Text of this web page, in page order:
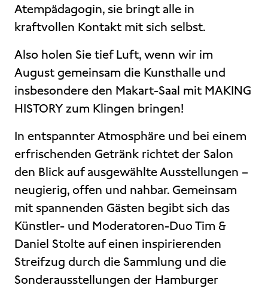
Atempädagogin, sie bringt alle in
kraftvollen Kontakt mit sich selbst.
Also holen Sie tief Luft, wenn wir im
August gemeinsam die Kunsthalle und
insbesondere den Makart-Saal mit MAKING
HISTORY zum Klingen bringen!
In entspannter Atmosphäre und bei einem
erfrischenden Getränk richtet der Salon
den Blick auf ausgewählte Ausstellungen –
neugierig, offen und nahbar. Gemeinsam
mit spannenden Gästen begibt sich das
Künstler- und Moderatoren-Duo Tim &
Daniel Stolte auf einen inspirierenden
Streifzug durch die Sammlung und die
Sonderausstellungen der Hamburger